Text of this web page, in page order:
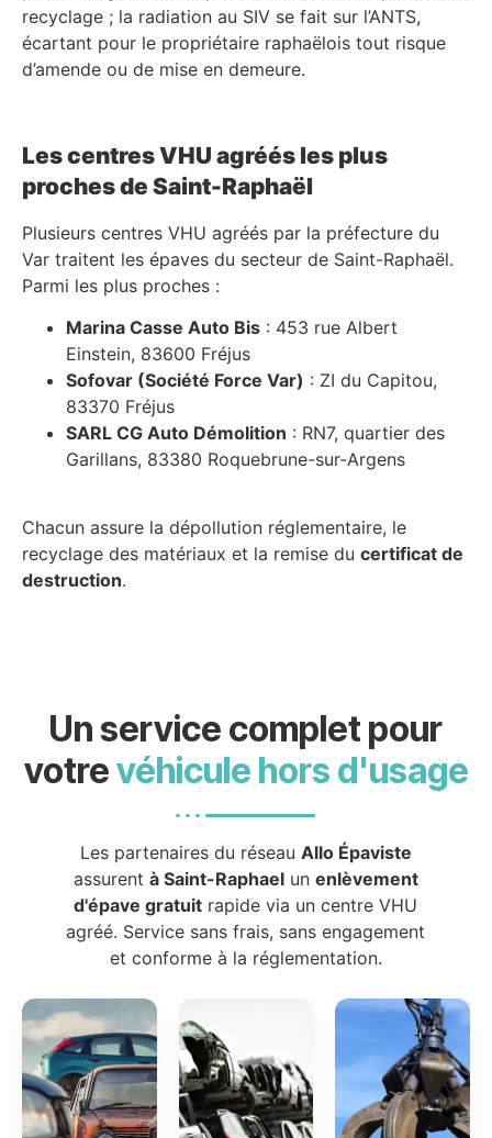
recyclage ; la radiation au SIV se fait sur l’ANTS,
écartant pour le propriétaire raphaëlois tout risque
d’amende ou de mise en demeure.
Les centres VHU agréés les plus
proches de Saint-Raphaël
Plusieurs centres VHU agréés par la préfecture du
Var traitent les épaves du secteur de Saint-Raphaël.
Parmi les plus proches :
Marina Casse Auto Bis : 453 rue Albert
Einstein, 83600 Fréjus
Sofovar (Société Force Var) : ZI du Capitou,
83370 Fréjus
SARL CG Auto Démolition : RN7, quartier des
Garillans, 83380 Roquebrune-sur-Argens
Chacun assure la dépollution réglementaire, le
recyclage des matériaux et la remise du certificat de
destruction.
Un service complet pour
votrevéhicule hors d'usage
Les partenaires du réseau Allo Épaviste
assurent à Saint-Raphaelun enlèvement
d'épave gratuit rapide via un centre VHU
agréé. Service sans frais, sans engagement
et conforme à la réglementation.